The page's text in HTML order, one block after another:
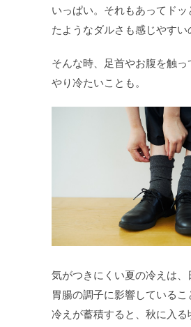
いっぱい。それもあってド
たようなダルさも感じやすい
そんな時、足首やお腹を触っ
やり冷たいことも。
気がつきにくい夏の冷えは、
胃腸の調子に影響している
冷えが蓄積すると、秋に入